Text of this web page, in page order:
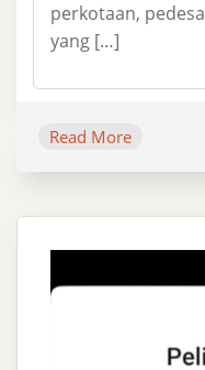
perkotaan,
yang […]
Read More